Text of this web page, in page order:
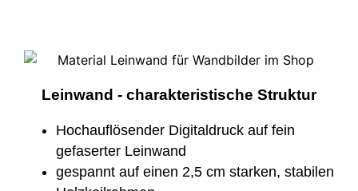
Leinwand - charakteristische Struktur
Hochauflösender Digitaldruck auf fein
gefaserter Leinwand
gespannt auf einen 2,5 cm starken, stabilen